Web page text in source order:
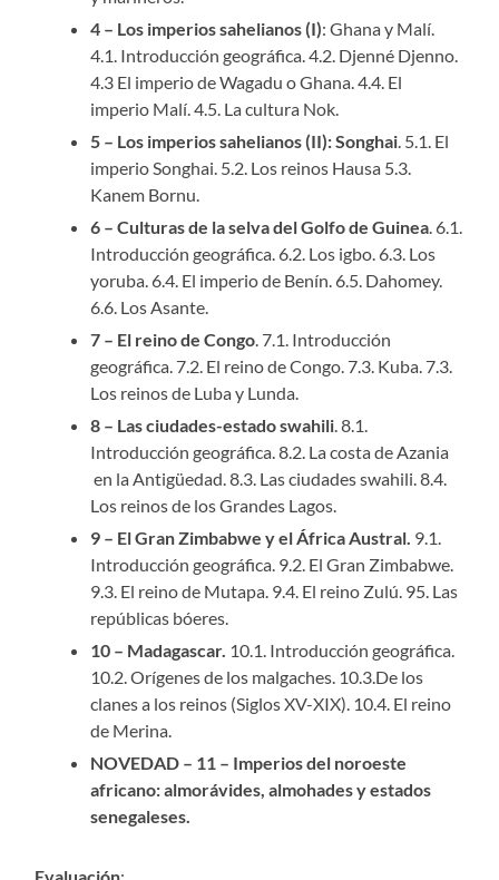
4 – Los imperios sahelianos (I): Ghana y Malí.
4.1. Introducción geográfica. 4.2. Djenné Djenno.
4.3 El imperio de Wagadu o Ghana. 4.4. El
imperio Malí. 4.5. La cultura Nok.
5 – Los imperios sahelianos (II): Songhai. 5.1. El
imperio Songhai. 5.2. Los reinos Hausa 5.3.
Kanem Bornu.
6 – Culturas de la selva del Golfo de Guinea. 6.1.
Introducción geográfica. 6.2. Los igbo. 6.3. Los
yoruba. 6.4. El imperio de Benín. 6.5. Dahomey.
6.6. Los Asante.
7 – El reino de Congo. 7.1. Introducción
geográfica. 7.2. El reino de Congo. 7.3. Kuba. 7.3.
Los reinos de Luba y Lunda.
8 – Las ciudades-estado swahili. 8.1.
Introducción geográfica. 8.2. La costa de Azania
en la Antigüedad. 8.3. Las ciudades swahili. 8.4.
Los reinos de los Grandes Lagos.
9 – El Gran Zimbabwe y el África Austral. 9.1.
Introducción geográfica. 9.2. El Gran Zimbabwe.
9.3. El reino de Mutapa. 9.4. El reino Zulú. 95. Las
repúblicas bóeres.
10 – Madagascar. 10.1. Introducción geográfica.
10.2. Orígenes de los malgaches. 10.3.De los
clanes a los reinos (Siglos XV-XIX). 10.4. El reino
de Merina.
NOVEDAD – 11 – Imperios del noroeste
africano: almorávides, almohades y estados
senegaleses.